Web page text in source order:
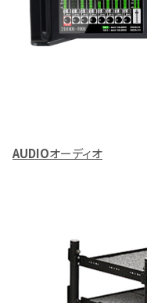
AUDIOオーディオ